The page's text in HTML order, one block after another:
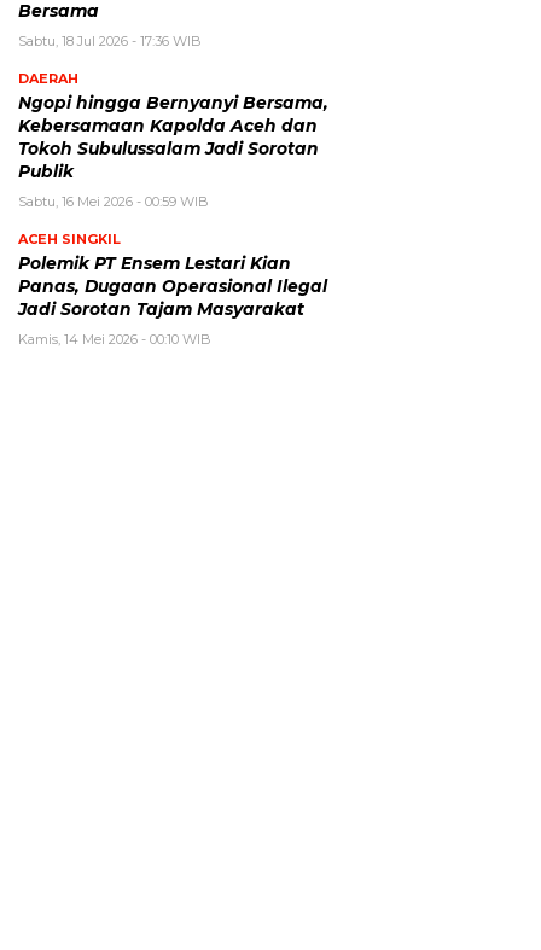
Bersama
Sabtu, 18 Jul 2026 - 17:36 WIB
DAERAH
Ngopi hingga Bernyanyi Bersama,
Kebersamaan Kapolda Aceh dan
Tokoh Subulussalam Jadi Sorotan
Publik
Sabtu, 16 Mei 2026 - 00:59 WIB
ACEH SINGKIL
Polemik PT Ensem Lestari Kian
Panas, Dugaan Operasional Ilegal
Jadi Sorotan Tajam Masyarakat
Kamis, 14 Mei 2026 - 00:10 WIB